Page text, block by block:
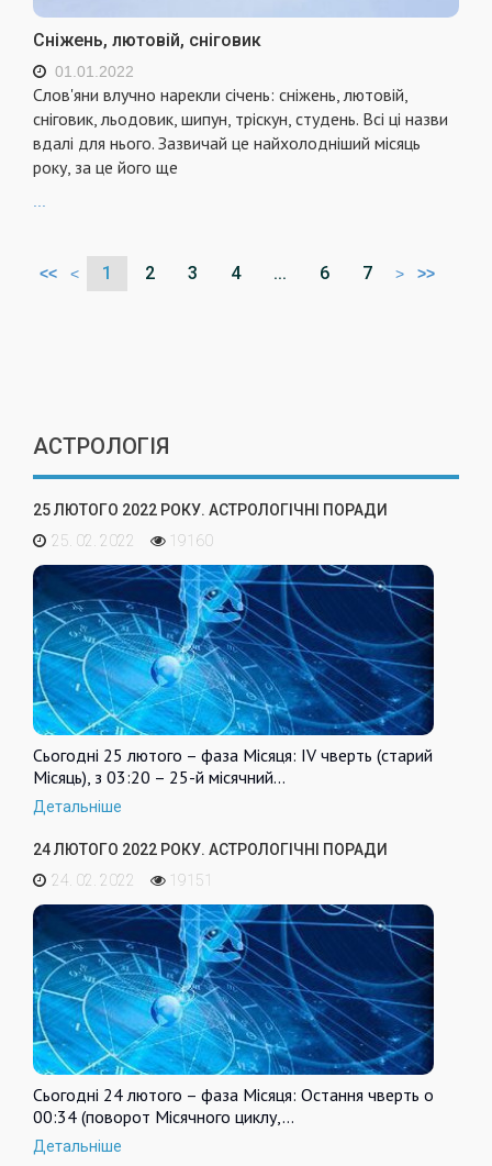
Сніжень, лютовій, сніговик
01.01.2022
Слов'яни влучно нарекли січень: сніжень, лютовій,
сніговик, льодовик, шипун, тріскун, студень. Всі ці назви
вдалі для нього. Зазвичай це найхолодніший місяць
року, за це його ще
<< < 1 2 3 4 ... 6 7 > >>
АСТРОЛОГІЯ
25 ЛЮТОГО 2022 РОКУ. АСТРОЛОГІЧНІ ПОРАДИ
25. 02. 2022
19160
Сьогодні 25 лютого – фаза Місяця: IV чверть (старий
Місяць), з 03:20 – 25-й місячний…
Детальніше
24 ЛЮТОГО 2022 РОКУ. АСТРОЛОГІЧНІ ПОРАДИ
24. 02. 2022
19151
Сьогодні 24 лютого – фаза Місяця: Остання чверть о
00:34 (поворот Місячного циклу,…
Детальніше